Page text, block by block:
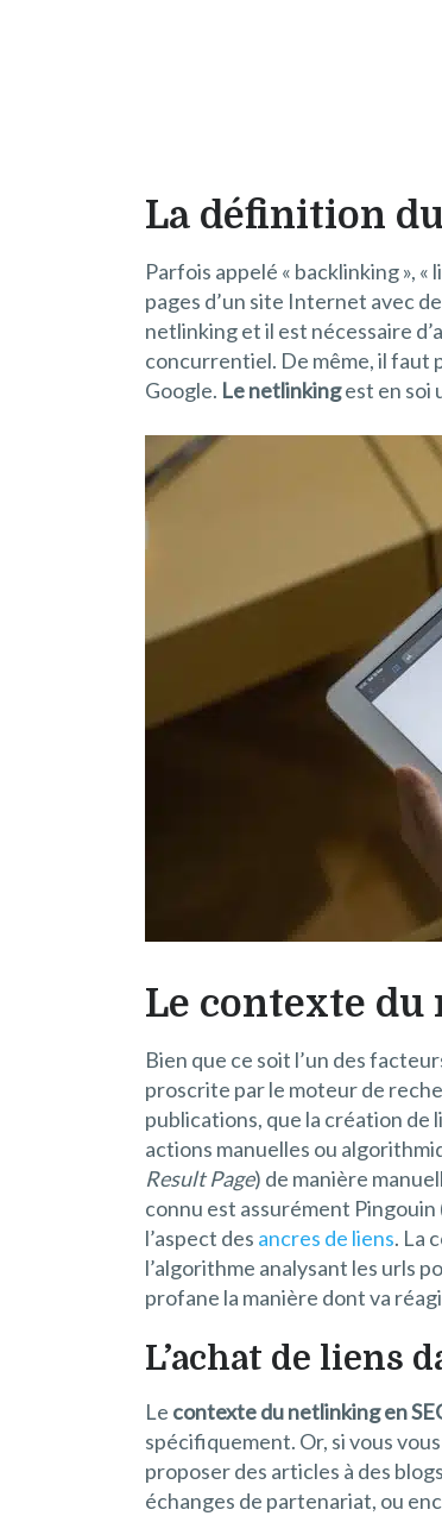
La définition
Parfois appelé « backlinking », «
pages d’un site Internet avec
netlinking et il est nécessaire
concurrentiel. De même, il faut
Google. Le netlinkingest en soi
Le contexte du
Bien que ce soit l’un des
proscrite par le moteur de
publications, que la création
actions manuelles ou
Result Page) de manière
connu est assurément Pingouin
l’aspect des ancres de liens. La
l’algorithme analysant les urls
profane la manière dont va
L’achat de liens
Le contexte du netlinking en
spécifiquement. Or, si vous
proposer des articles à des
échanges de partenariat, ou